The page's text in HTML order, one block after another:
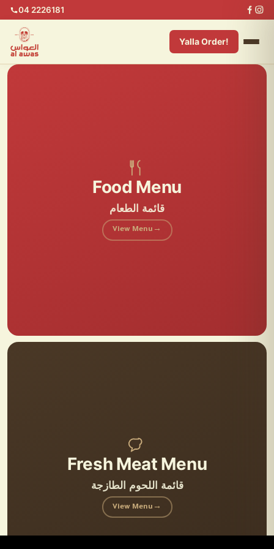
04 2226181
Yalla Order!
Food Menu
قائمة الطعام
View Menu →
Fresh Meat Menu
قائمة اللحوم الطازجة
View Menu →